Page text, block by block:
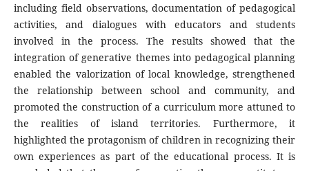
including field observations, documentation of pedagogical
activities, and dialogues with educators and students
involved in the process. The results showed that the
integration of generative themes into pedagogical planning
enabled the valorization of local knowledge, strengthened
the relationship between school and community, and
promoted the construction of a curriculum more attuned to
the realities of island territories. Furthermore, it
highlighted the protagonism of children in recognizing their
own experiences as part of the educational process. It is